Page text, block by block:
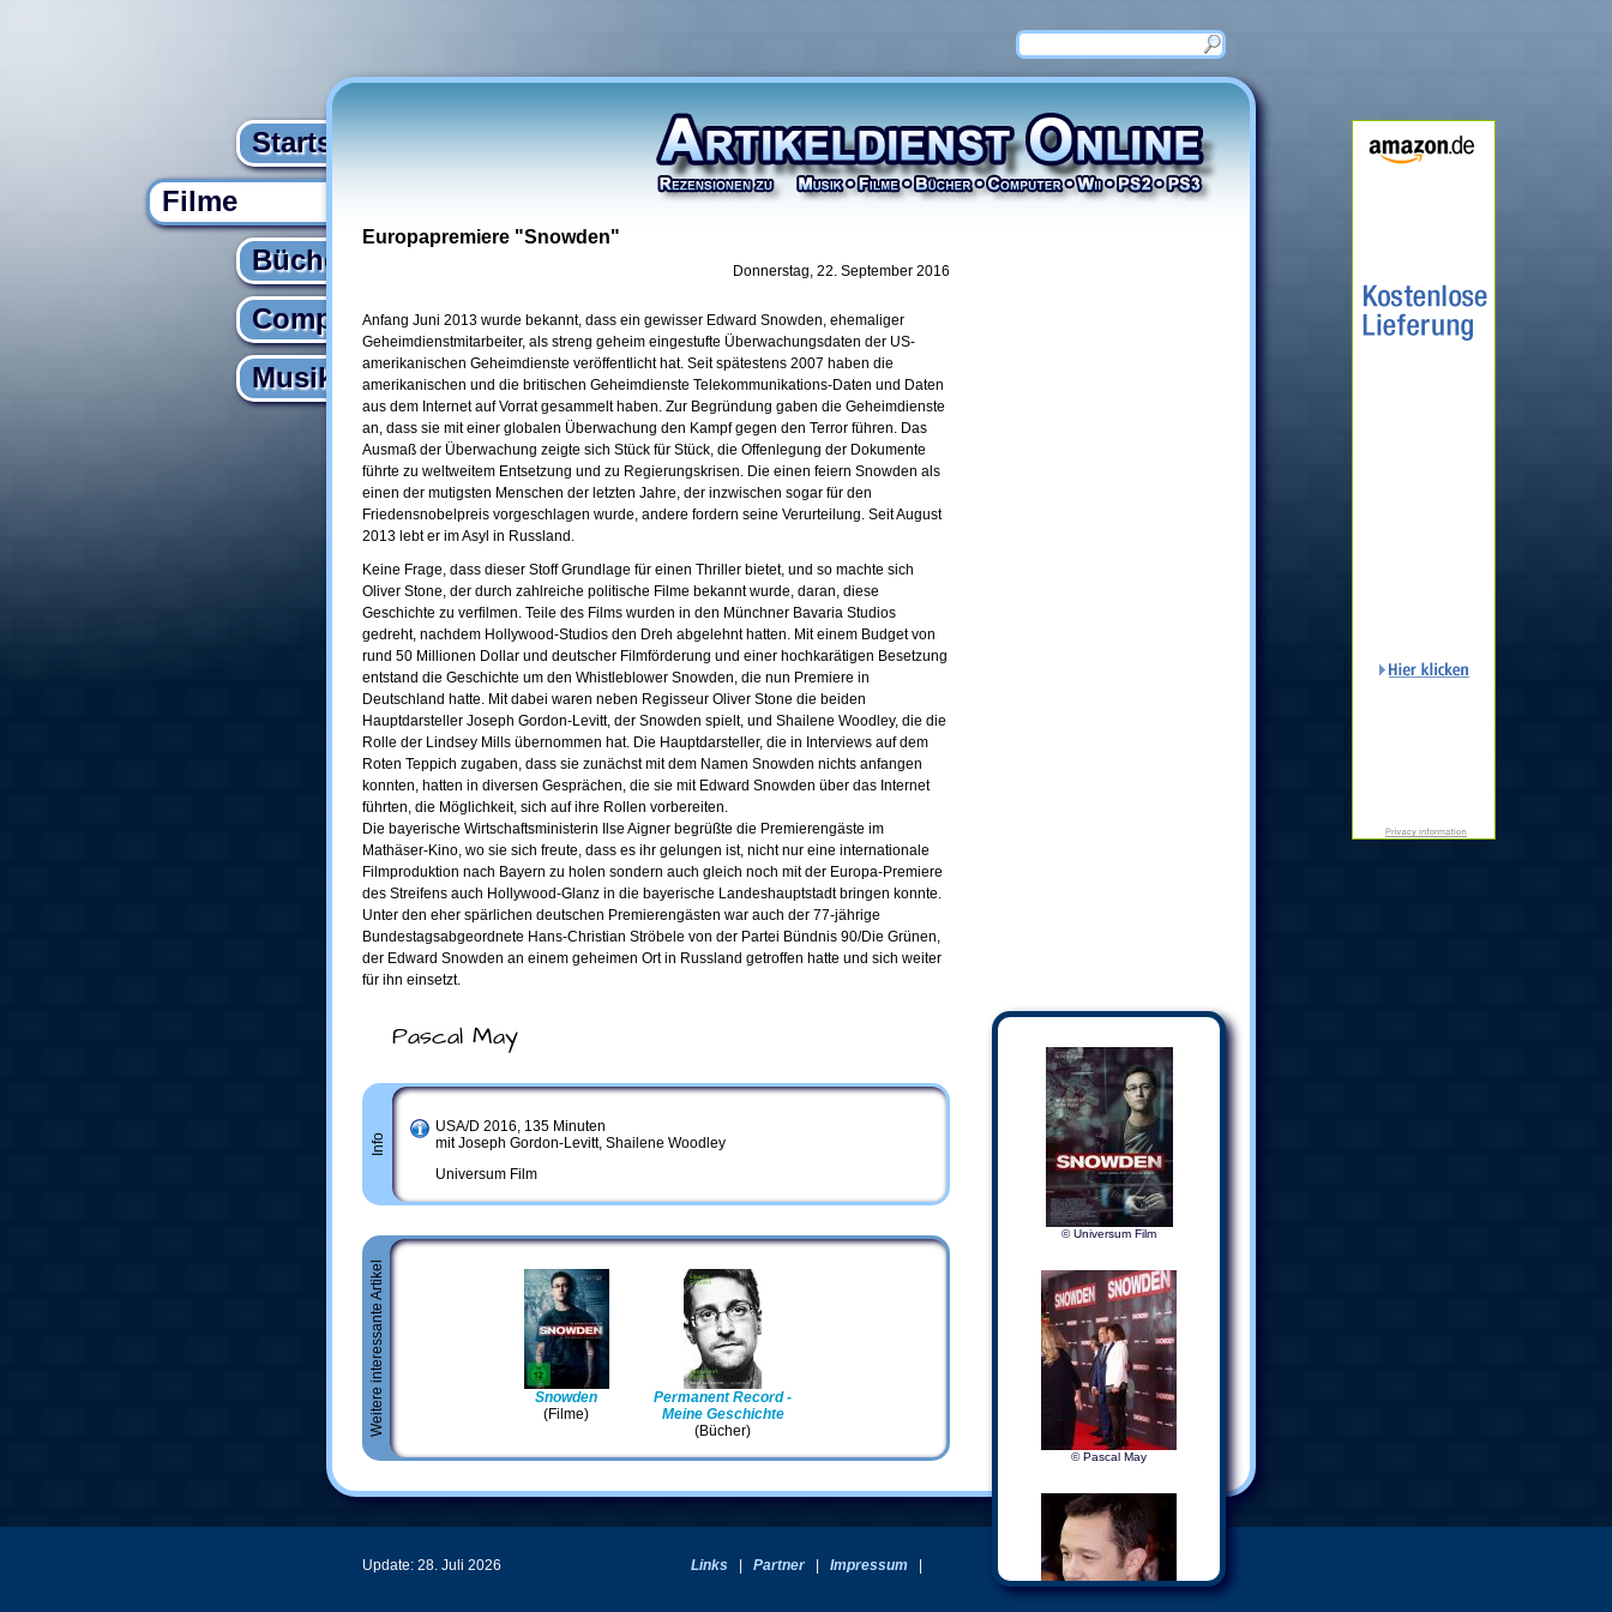
Startseite
Filme
Bücher
Computer
Musik
Europapremiere "Snowden"
Donnerstag, 22. September 2016
Anfang Juni 2013 wurde bekannt, dass ein gewisser Edward Snowden, ehemaliger
Geheimdienstmitarbeiter, als streng geheim eingestufte Überwachungsdaten der US-
amerikanischen Geheimdienste veröffentlicht hat. Seit spätestens 2007 haben die
amerikanischen und die britischen Geheimdienste Telekommunikations-Daten und Daten
aus dem Internet auf Vorrat gesammelt haben. Zur Begründung gaben die Geheimdienste
an, dass sie mit einer globalen Überwachung den Kampf gegen den Terror führen. Das
Ausmaß der Überwachung zeigte sich Stück für Stück, die Offenlegung der Dokumente
führte zu weltweitem Entsetzung und zu Regierungskrisen. Die einen feiern Snowden als
einen der mutigsten Menschen der letzten Jahre, der inzwischen sogar für den
Friedensnobelpreis vorgeschlagen wurde, andere fordern seine Verurteilung. Seit August
2013 lebt er im Asyl in Russland.
Keine Frage, dass dieser Stoff Grundlage für einen Thriller bietet, und so machte sich
Oliver Stone, der durch zahlreiche politische Filme bekannt wurde, daran, diese
Geschichte zu verfilmen. Teile des Films wurden in den Münchner Bavaria Studios
gedreht, nachdem Hollywood-Studios den Dreh abgelehnt hatten. Mit einem Budget von
rund 50 Millionen Dollar und deutscher Filmförderung und einer hochkarätigen Besetzung
entstand die Geschichte um den Whistleblower Snowden, die nun Premiere in
Deutschland hatte. Mit dabei waren neben Regisseur Oliver Stone die beiden
Hauptdarsteller Joseph Gordon-Levitt, der Snowden spielt, und Shailene Woodley, die die
Rolle der Lindsey Mills übernommen hat. Die Hauptdarsteller, die in Interviews auf dem
Roten Teppich zugaben, dass sie zunächst mit dem Namen Snowden nichts anfangen
konnten, hatten in diversen Gesprächen, die sie mit Edward Snowden über das Internet
führten, die Möglichkeit, sich auf ihre Rollen vorbereiten.
Die bayerische Wirtschaftsministerin Ilse Aigner begrüßte die Premierengäste im
Mathäser-Kino, wo sie sich freute, dass es ihr gelungen ist, nicht nur eine internationale
Filmproduktion nach Bayern zu holen sondern auch gleich noch mit der Europa-Premiere
des Streifens auch Hollywood-Glanz in die bayerische Landeshauptstadt bringen konnte.
Unter den eher spärlichen deutschen Premierengästen war auch der 77-jährige
Bundestagsabgeordnete Hans-Christian Ströbele von der Partei Bündnis 90/Die Grünen,
der Edward Snowden an einem geheimen Ort in Russland getroffen hatte und sich weiter
für ihn einsetzt.
Pascal May
Info
USA/D 2016, 135 Minuten
mit Joseph Gordon-Levitt, Shailene Woodley
Universum Film
Weitere interessante Artikel
Snowden
(Filme)
Permanent Record -
Meine Geschichte
(Bücher)
© Universum Film
© Pascal May
Update: 28. Juli 2026 Links Partner Impressum